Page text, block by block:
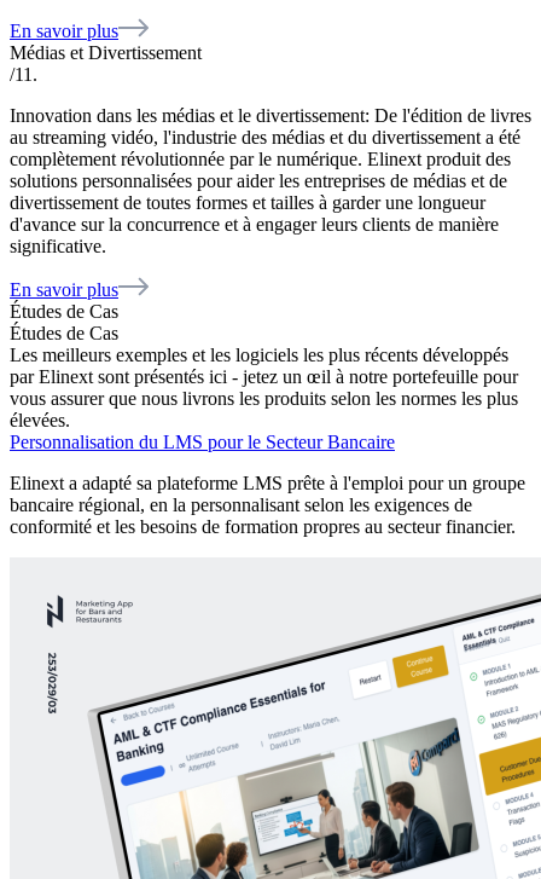
En savoir plus
Médias et Divertissement
/11.
Innovation dans les médias et le divertissement: De l'édition de livres
au streaming vidéo, l'industrie des médias et du divertissement a été
complètement révolutionnée par le numérique. Elinext produit des
solutions personnalisées pour aider les entreprises de médias et de
divertissement de toutes formes et tailles à garder une longueur
d'avance sur la concurrence et à engager leurs clients de manière
significative.
En savoir plus
Études de Cas
Études de Cas
Les meilleurs exemples et les logiciels les plus récents développés
par Elinext sont présentés ici - jetez un œil à notre portefeuille pour
vous assurer que nous livrons les produits selon les normes les plus
élevées.
Personnalisation du LMS pour le Secteur Bancaire
Elinext a adapté sa plateforme LMS prête à l'emploi pour un groupe
bancaire régional, en la personnalisant selon les exigences de
conformité et les besoins de formation propres au secteur financier.